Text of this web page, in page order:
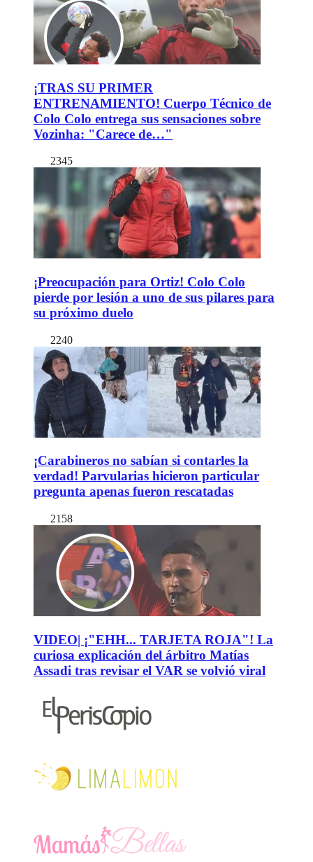
¡TRAS SU PRIMER
ENTRENAMIENTO! Cuerpo Técnico de
Colo Colo entrega sus sensaciones sobre
Vozinha: "Carece de…"
2345
¡Preocupación para Ortiz! Colo Colo
pierde por lesión a uno de sus pilares para
su próximo duelo
2240
¡Carabineros no sabían si contarles la
verdad! Parvularias hicieron particular
pregunta apenas fueron rescatadas
2158
VIDEO| ¡"EHH... TARJETA ROJA"! La
curiosa explicación del árbitro Matías
Assadi tras revisar el VAR se volvió viral